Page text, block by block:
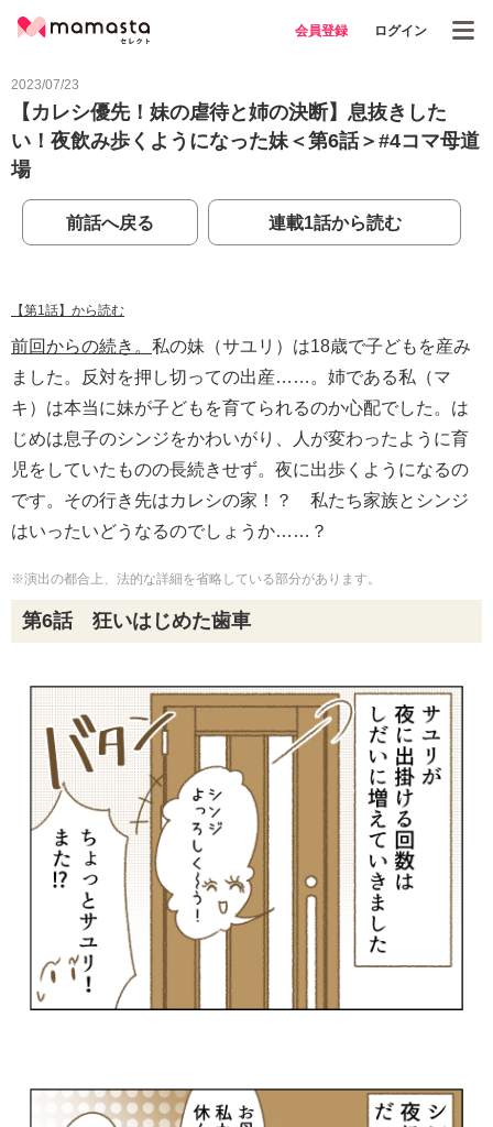
会員登録 ログイン
2023/07/23
【カレシ優先！妹の虐待と姉の決断】息抜きした
い！夜飲み歩くようになった妹＜第6話＞#4コマ母道
場
前話へ戻る 連載1話から読む
【第1話】から読む
前回からの続き。 私の妹（サユリ）は18歳で子どもを産み
ました。反対を押し切っての出産……。姉である私（マ
キ）は本当に妹が子どもを育てられるのか心配でした。は
じめは息子のシンジをかわいがり、人が変わったように育
児をしていたものの長続きせず。夜に出歩くようになるの
です。その行き先はカレシの家！？ 私たち家族とシンジ
はいったいどうなるのでしょうか……？
※演出の都合上、法的な詳細を省略している部分があります。
第6話 狂いはじめた歯車